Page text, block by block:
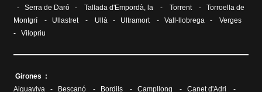
- Serra de Daró - Tallada d'Empordà, la - Torrent - Torroella de
Montgrí - Ullastret- Ullà - Ultramort - Vall-llobrega - Verges
- Vilopriu
Girones :
Aiguaviva - Bescanó - Bordils - Campllong - Canet d'Adri
-